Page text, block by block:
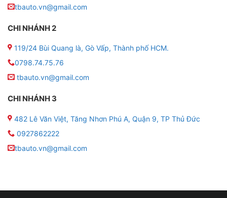
● Hệ điều hành: Android 10
● CPU: UIS7862S
● Chip: Octa-care 2*A75 + 6*A55
● Main: 8*2.0Hz
● Độ phân giải: 1280*720px
● Năm sản xuất: 2025
● Kết nối đa dạng: WiFi, Bluetooth 5.0, định vị GPS, hỗ
3D, ghi hành trình
tbauto.vn@gmail.com
CHI NHÁNH 2
119/24 Bùi Quang là, Gò Vấp, Thành phố HCM.
0798.74.75.76
tbauto.vn@gmail.com
CHI NHÁNH 3
482 Lê Văn Việt, Tăng Nhơn Phú A, Quận 9, TP Thủ Đức
0927862222
tbauto.vn@gmail.com